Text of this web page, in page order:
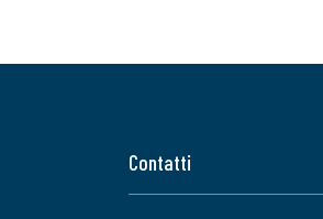
Contatti